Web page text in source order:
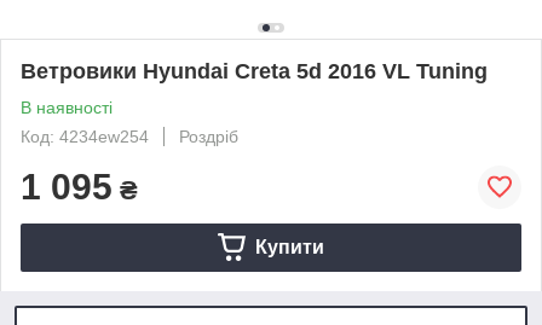
Ветровики Hyundai Creta 5d 2016 VL Tuning
В наявності
Код: 4234ew254
Роздріб
1 095 ₴
Купити